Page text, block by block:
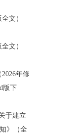
文）
文）
年修
版下
于建立
》（全